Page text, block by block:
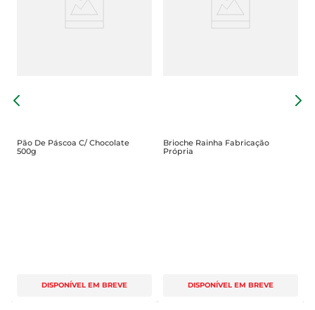
Pão De Páscoa C/ Chocolate
500g
DISPONÍVEL EM BREVE
Brioche Rainha Fabricação
Própria
DISPONÍVEL EM BREVE